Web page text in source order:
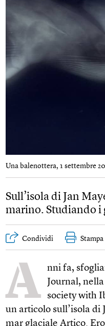
Una balenottera, 1 settembre
Sull’isola di Jan
marino. Studiando i
Condividi Stampa
A
nni fa,
Journal,
society with
un articolo sull’isola
mar glaciale Artico.